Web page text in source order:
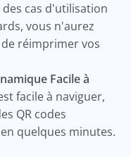
cas d'utilisation
vous n'aurez
réimprimer vos
Facile à
facile à naviguer,
QR codes
quelques minutes.